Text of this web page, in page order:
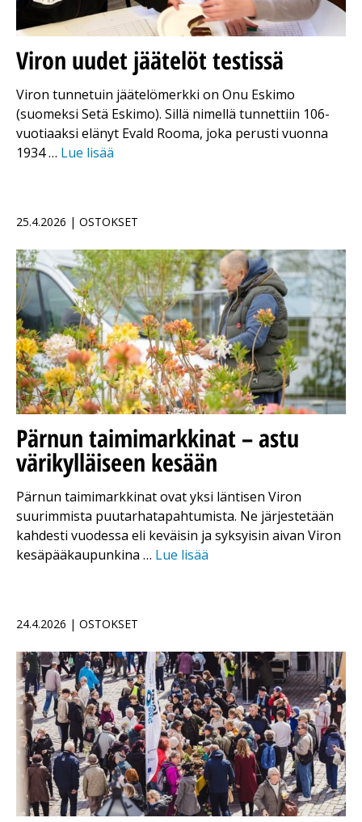
Viron uudet jäätelöt testissä
Viron tunnetuin jäätelömerkki on Onu Eskimo
(suomeksi Setä Eskimo). Sillä nimellä tunnettiin 106-
vuotiaaksi elänyt Evald Rooma, joka perusti vuonna
1934 … Lue lisää
25.4.2026 | OSTOKSET
Pärnun taimimarkkinat – astu
värikylläiseen kesään
Pärnun taimimarkkinat ovat yksi läntisen Viron
suurimmista puutarhatapahtumista. Ne järjestetään
kahdesti vuodessa eli keväisin ja syksyisin aivan Viron
kesäpääkaupunkina … Lue lisää
24.4.2026 | OSTOKSET